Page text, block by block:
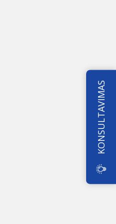
KONSULTAVIMAS